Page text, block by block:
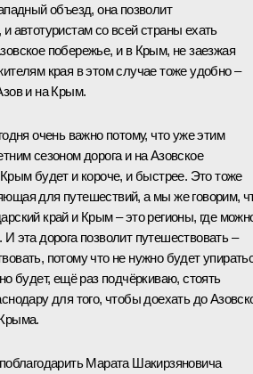
объезд, она позволит
автотуристам со всей страны ехать
побережье, и в Крым, не заезжая
края в этом случае тоже удобно –
и на Крым.
очень важно потому, что уже этим
сезоном дорога и на Азовское
будет и короче, и быстрее. Это тоже
для путешествий, а мы же говорим,
край и Крым – это регионы, где
И эта дорога позволит путешествовать –
потому что не нужно будет
будет, ещё раз подчёркиваю, стоять
для того, чтобы доехать до
Марата Шакирзяновича